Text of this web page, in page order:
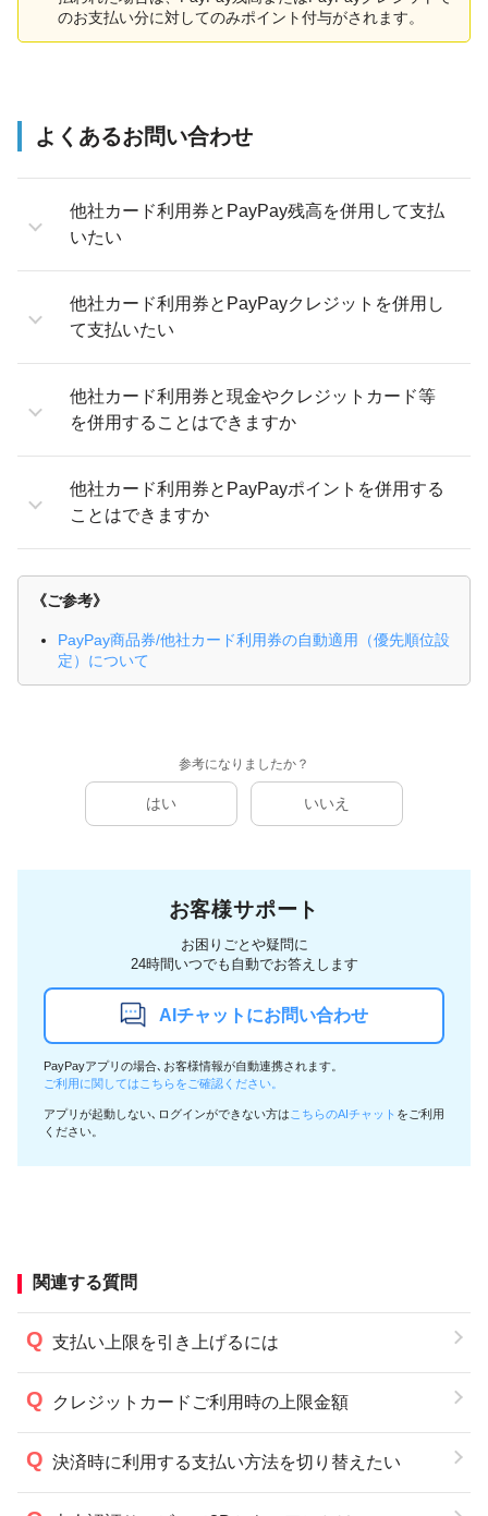
のお支払い分に対してのみポイント付与がされます。
よくあるお問い合わせ
他社カード利用券とPayPay残高を併用して支払
いたい
他社カード利用券とPayPayクレジットを併用し
て支払いたい
他社カード利用券と現金やクレジットカード等
を併用することはできますか
他社カード利用券とPayPayポイントを併用する
ことはできますか
《ご参考》
PayPay商品券/他社カード利用券の自動適用（優先順位設
定）について
参考になりましたか？
はい いいえ
お客様サポート
お困りごとや疑問に
24時間いつでも自動でお答えします
AIチャットにお問い合わせ
PayPayアプリの場合､お客様情報が自動連携されます。
ご利用に関してはこちらをご確認ください。
アプリが起動しない､ログインができない方は こちらのAIチャット をご利用
ください。
関連する質問
支払い上限を引き上げるには
クレジットカードご利用時の上限金額
決済時に利用する支払い方法を切り替えたい